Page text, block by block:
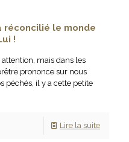
réconcilié le monde
!
attention, mais dans les
prononce sur nous
péchés, il y a cette petite
Lire la suite